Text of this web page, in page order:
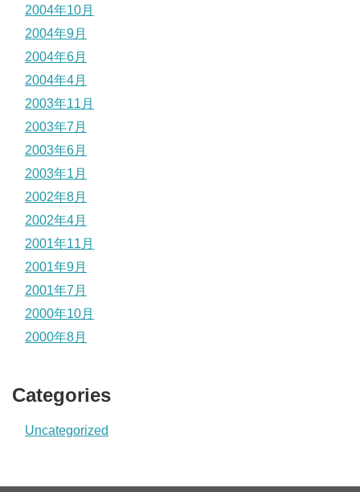
2004年10月
2004年9月
2004年6月
2004年4月
2003年11月
2003年7月
2003年6月
2003年1月
2002年8月
2002年4月
2001年11月
2001年9月
2001年7月
2000年10月
2000年8月
Categories
Uncategorized